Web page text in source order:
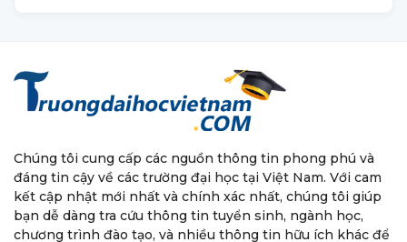
Chúng tôi cung cấp các nguồn thông tin phong phú và
đáng tin cậy về các trường đại học tại Việt Nam. Với cam
kết cập nhật mới nhất và chính xác nhất, chúng tôi giúp
bạn dễ dàng tra cứu thông tin tuyển sinh, ngành học,
chương trình đào tạo, và nhiều thông tin hữu ích khác để